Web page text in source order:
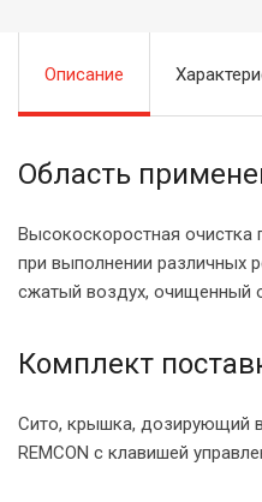
Описание
Область
Высокоскоростная очистка
при выполнении различных
сжатый воздух, очищенный
Комплект
Сито, крышка, дозирующий
REMCON с клавишей